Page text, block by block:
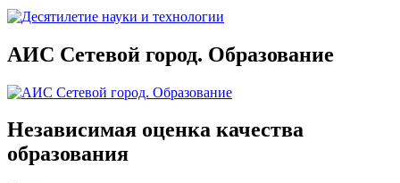
АИС Сетевой город. Образование
Независимая оценка качества
образования